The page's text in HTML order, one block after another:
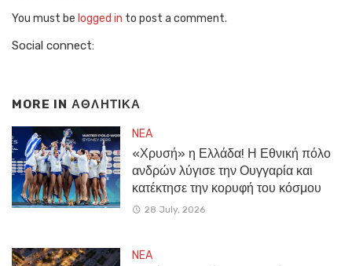
You must be logged in to post a comment.
Social connect:
MORE IN ΑΘΛΗΤΙΚΑ
NEA
«Χρυσή» η Ελλάδα! Η Εθνική πόλο
ανδρών λύγισε την Ουγγαρία και
κατέκτησε την κορυφή του κόσμου
28 July, 2026
NEA